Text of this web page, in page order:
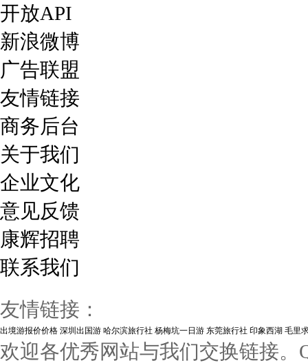
开放API
新浪微博
广告联盟
友情链接
商务后台
关于我们
企业文化
意见反馈
康辉招聘
联系我们
友情链接：
出境游报价价格 深圳出国游 哈尔滨旅行社 杨梅坑一日游 东莞旅行社 印象西湖 毛里
欢迎各优秀网站与我们交换链接。